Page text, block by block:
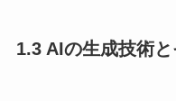
1.3 AIの生成技術